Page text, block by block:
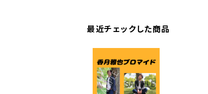
最近チェックした商品